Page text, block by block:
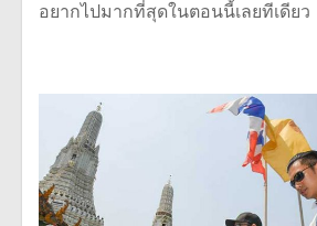
อยากไปมากที่สุดในตอนนี้เลยทีเดียว